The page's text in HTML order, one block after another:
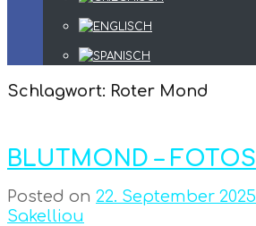
Schlagwort: Roter Mond
BLUTMOND – FOTOS
Posted on 22. September 2025
Sakelliou